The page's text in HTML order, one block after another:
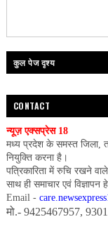
कुल पेज दृश्य
CONTACT
न्यूज़ एक्सप्रेस 18
मध्य प्रदेश के समस्त जिला,
नियुक्ति करना है।
पत्रिकारिता में रुचि रखने
साथ ही समाचार एवं
Email -
मो.- 9425467957,